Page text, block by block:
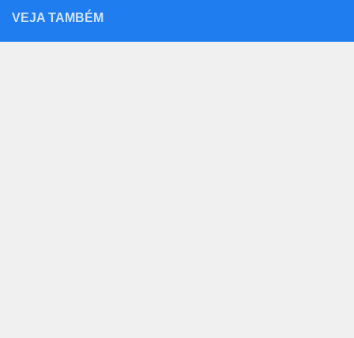
VEJA TAMBÉM